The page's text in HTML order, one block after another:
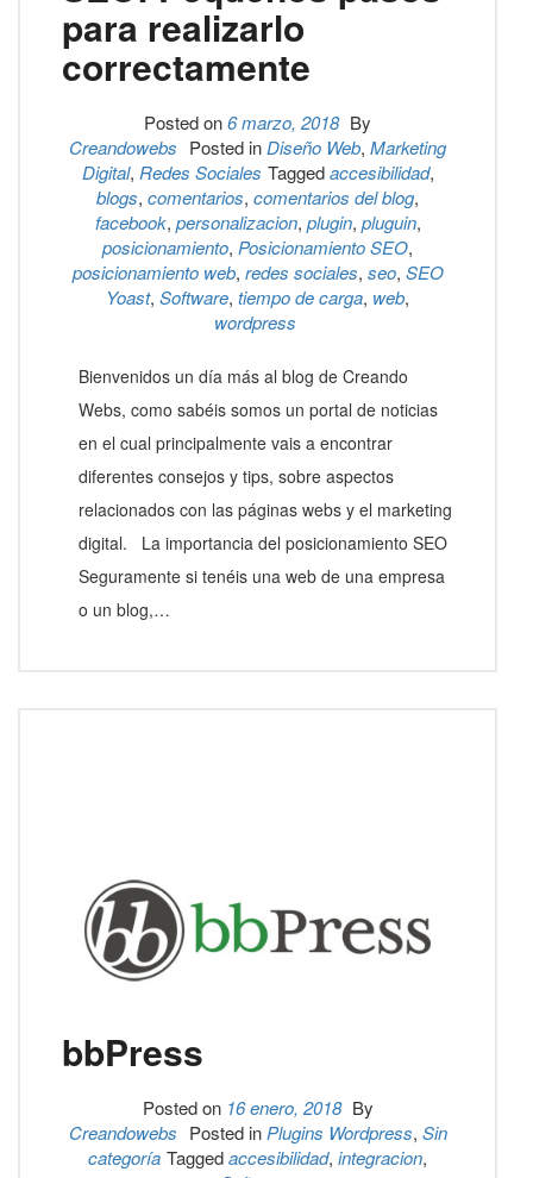
para realizarlo
correctamente
Posted on6 marzo, 2018 By
Creandowebs Posted inDiseño Web, Marketing
Digital, Redes Sociales Taggedaccesibilidad,
blogs, comentarios, comentarios del blog,
facebook, personalizacion, plugin, pluguin,
posicionamiento, Posicionamiento SEO,
posicionamiento web, redes sociales, seo, SEO
Yoast, Software, tiempo de carga, web,
wordpress
Bienvenidos un día más al blog de Creando
Webs, como sabéis somos un portal de noticias
en el cual principalmente vais a encontrar
diferentes consejos y tips, sobre aspectos
relacionados con las páginas webs y el marketing
digital. La importancia del posicionamiento SEO
Seguramente si tenéis una web de una empresa
o un blog,…
bbPress
Posted on 16 enero, 2018 By
Creandowebs Posted inPlugins Wordpress, Sin
categoría Taggedaccesibilidad, integracion,